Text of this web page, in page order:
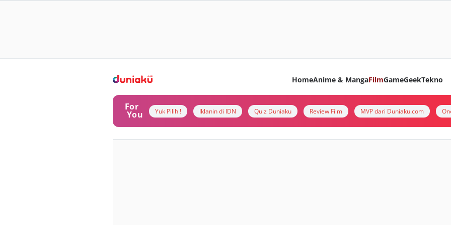
HomeAnime & MangaFilmGameGeekTekno
For
You Yuk Pilih ! Iklanin di IDN Quiz Duniaku Review Film MVP dari Duniaku.com